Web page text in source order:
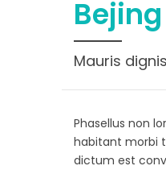
Mauris
Phasellus non
habitant morbi
dictum est